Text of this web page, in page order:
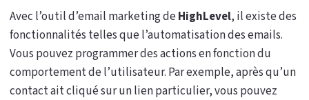
Avec l’outil d’email marketing deHighLevel, il existe des
fonctionnalités telles que l’automatisation des emails.
Vous pouvez programmer des actions en fonction du
comportement de l’utilisateur. Par exemple, après qu’un
contact ait cliqué sur un lien particulier, vous pouvez